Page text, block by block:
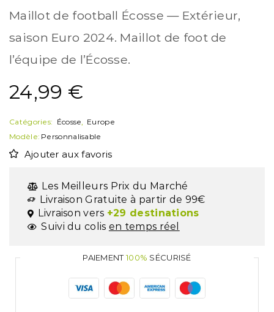
Maillot de football Écosse — Extérieur,
saison Euro 2024. Maillot de foot de
l’équipe de l’Écosse.
24,99 €
Catégories: Écosse, Europe
Modèle: Personnalisable
Ajouter aux favoris
Les Meilleurs Prix du Marché
Livraison Gratuite à partir de 99€
Livraison vers +29 destinations
Suivi du colis en temps réel
PAIEMENT100% SÉCURISÉ